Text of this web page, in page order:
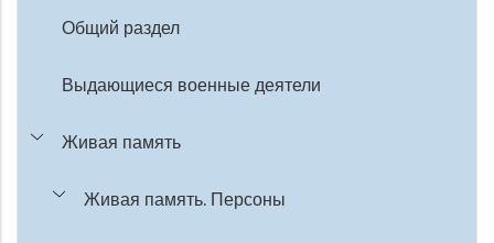
Общий раздел
Выдающиеся военные деятели
Живая память
Живая память. Персоны